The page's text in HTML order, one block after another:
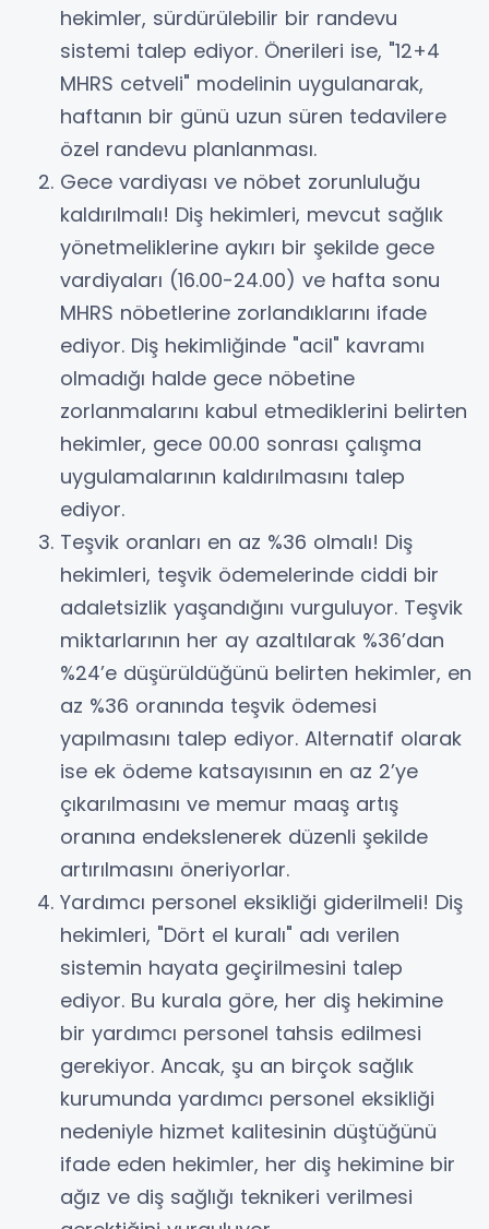
hekimler, sürdürülebilir bir randevu
sistemi talep ediyor. Önerileri ise, "12+4
MHRS cetveli" modelinin uygulanarak,
haftanın bir günü uzun süren tedavilere
özel randevu planlanması.
Gece vardiyası ve nöbet zorunluluğu
kaldırılmalı! Diş hekimleri, mevcut sağlık
yönetmeliklerine aykırı bir şekilde gece
vardiyaları (16.00-24.00) ve hafta sonu
MHRS nöbetlerine zorlandıklarını ifade
ediyor. Diş hekimliğinde "acil" kavramı
olmadığı halde gece nöbetine
zorlanmalarını kabul etmediklerini belirten
hekimler, gece 00.00 sonrası çalışma
uygulamalarının kaldırılmasını talep
ediyor.
Teşvik oranları en az %36 olmalı! Diş
hekimleri, teşvik ödemelerinde ciddi bir
adaletsizlik yaşandığını vurguluyor. Teşvik
miktarlarının her ay azaltılarak %36’dan
%24’e düşürüldüğünü belirten hekimler, en
az %36 oranında teşvik ödemesi
yapılmasını talep ediyor. Alternatif olarak
ise ek ödeme katsayısının en az 2’ye
çıkarılmasını ve memur maaş artış
oranına endekslenerek düzenli şekilde
artırılmasını öneriyorlar.
Yardımcı personel eksikliği giderilmeli! Diş
hekimleri, "Dört el kuralı" adı verilen
sistemin hayata geçirilmesini talep
ediyor. Bu kurala göre, her diş hekimine
bir yardımcı personel tahsis edilmesi
gerekiyor. Ancak, şu an birçok sağlık
kurumunda yardımcı personel eksikliği
nedeniyle hizmet kalitesinin düştüğünü
ifade eden hekimler, her diş hekimine bir
ağız ve diş sağlığı teknikeri verilmesi